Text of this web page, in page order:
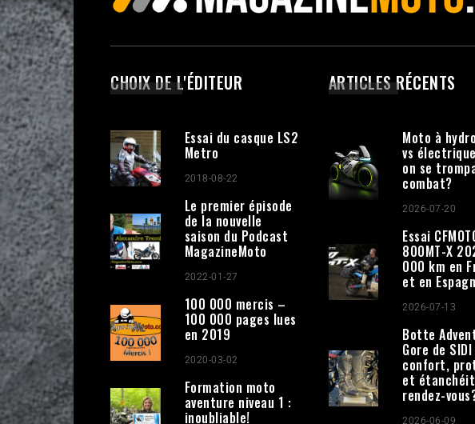
CHOIX DE L'ÉDITEUR
Essai du casque LS2
Metro
2018-08-22
Le premier épisode
de la nouvelle
saison du Podcast
MagazineMoto
2022-01-27
100 000 mercis –
100 000 pages lues
en 2019
2020-03-02
Formation moto
aventure niveau 1 :
inoubliable!
ARTICLES RÉCENTS
Moto à
vs
on se
combat?
2026-07-20
Essai
800MT-X
000 km en
et en
2026-07-13
Botte
Gore de
confort,
et
rendez-
2026-06-09